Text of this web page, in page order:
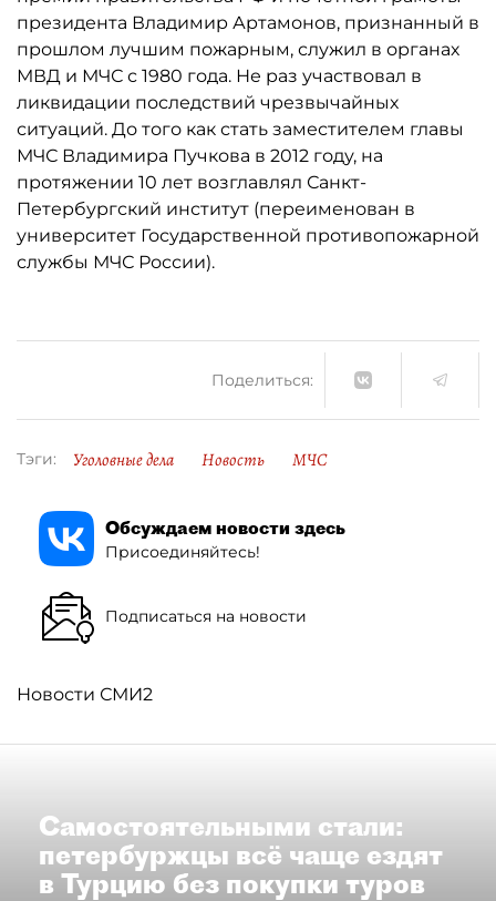
президента Владимир Артамонов, признанный в
прошлом лучшим пожарным, служил в органах
МВД и МЧС с 1980 года. Не раз участвовал в
ликвидации последствий чрезвычайных
ситуаций. До того как стать заместителем главы
МЧС Владимира Пучкова в 2012 году, на
протяжении 10 лет возглавлял Санкт-
Петербургский институт (переименован в
университет Государственной противопожарной
службы МЧС России).
Поделиться:
Тэги: Уголовные дела Новость МЧС
Обсуждаем новости здесь
Присоединяйтесь!
Подписаться на новости
Новости СМИ2
Самостоятельными стали:
петербуржцы всё чаще ездят
в Турцию без покупки туров